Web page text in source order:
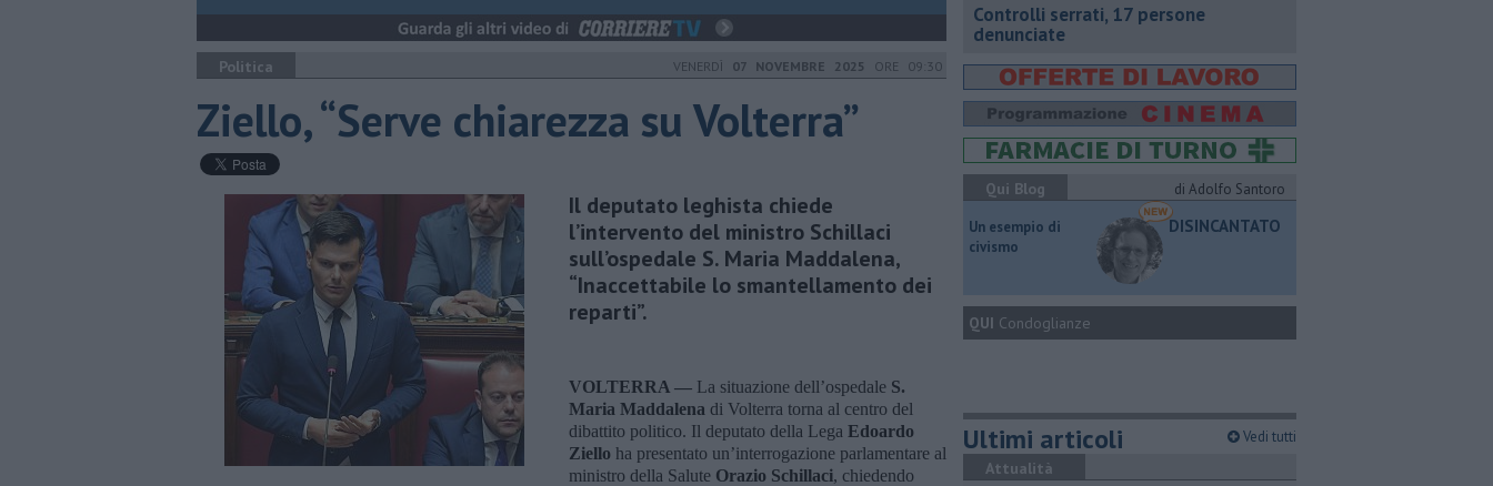
Politica VENERDÌ 07 NOVEMBRE 2025 ORE 09:30
Ziello, “Serve chiarezza su Volterra”
Il deputato leghista chiede
l’intervento del ministro Schillaci
sull’ospedale S. Maria Maddalena,
“Inaccettabile lo smantellamento dei
reparti”.
VOLTERRA — La situazione dell’ospedale S.
Maria Maddalena di Volterra torna al centro del
dibattito politico. Il deputato della Lega Edoardo
Ziello ha presentato un’interrogazione parlamentare al
ministro della Salute Orazio Schillaci, chiedendo
Controlli serrati, 17 persone
denunciate
Qui Blog
di Adolfo Santoro
​Un esempio di
civismo
DISINCANTATO
QUI Condoglianze
Ultimi articoli Vedi tutti
Attualità